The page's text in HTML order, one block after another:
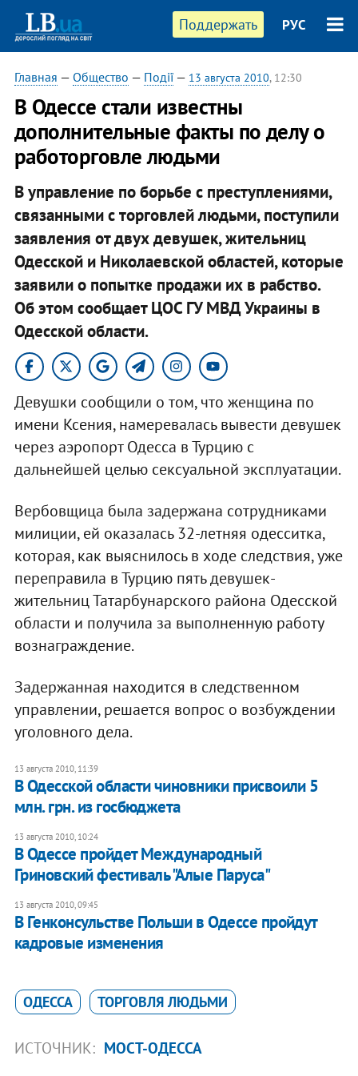
Поддержать РУС
Главная — Общество — Події— 13 августа 2010, 12:30
В Одессе стали известны
дополнительные факты по делу о
работорговле людьми
В управление по борьбе с преступлениями,
связанными с торговлей людьми, поступили
заявления от двух девушек, жительниц
Одесской и Николаевской областей, которые
заявили о попытке продажи их в рабство.
Об этом сообщает ЦОС ГУ МВД Украины в
Одесской области.
Девушки сообщили о том, что женщина по
имени Ксения, намеревалась вывести девушек
через аэропорт Одесса в Турцию с
дальнейшей целью сексуальной эксплуатации.
Вербовщица была задержана сотрудниками
милиции, ей оказалась 32-летняя одесситка,
которая, как выяснилось в ходе следствия, уже
переправила в Турцию пять девушек-
жительниц Татарбунарского района Одесской
области и получила за выполненную работу
вознаграждение.
Задержанная находится в следственном
управлении, решается вопрос о возбуждении
уголовного дела.
13 августа 2010, 11:39
В Одесской области чиновники присвоили 5
млн. грн. из госбюджета
13 августа 2010, 10:24
В Одессе пройдет Международный
Гриновский фестиваль "Алые Паруса"
13 августа 2010, 09:45
В Генконсульстве Польши в Одессе пройдут
кадровые изменения
ОДЕССА ТОРГОВЛЯ ЛЮДЬМИ
ИСТОЧНИК: МОСТ-ОДЕССА